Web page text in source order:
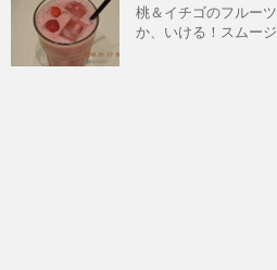
桃＆イチゴのフルー
か、いける！スムー